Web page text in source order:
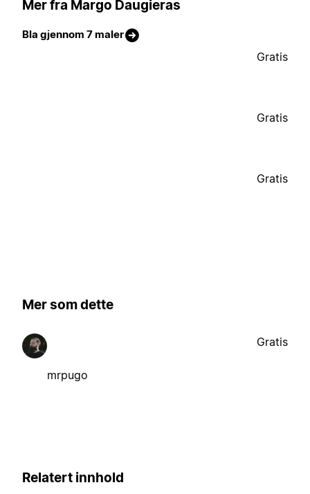
Mer fra Margo Daugieras
Bla gjennom 7 maler
Gratis
Gratis
Gratis
Mer som dette
mrpugo
Gratis
Relatert innhold